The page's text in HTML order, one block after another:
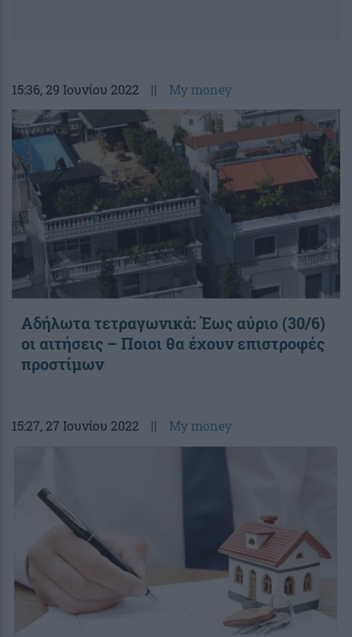
15:36, 29 Ιουνίου 2022 || My money
Αδήλωτα τετραγωνικά: Έως αύριο (30/6)
οι αιτήσεις – Ποιοι θα έχουν επιστροφές
προστίμων
15:27, 27 Ιουνίου 2022 || My money